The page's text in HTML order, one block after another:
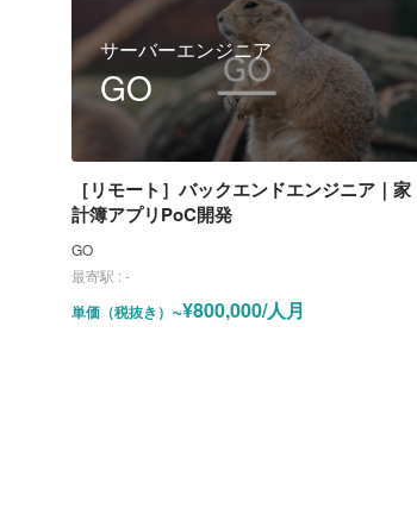
サーバーエンジニア
GO
［リモート］バックエンドエンジニア｜家
計簿アプリPoC開発
GO
最寄駅 :-
単価（税抜き） ~¥800,000/人月